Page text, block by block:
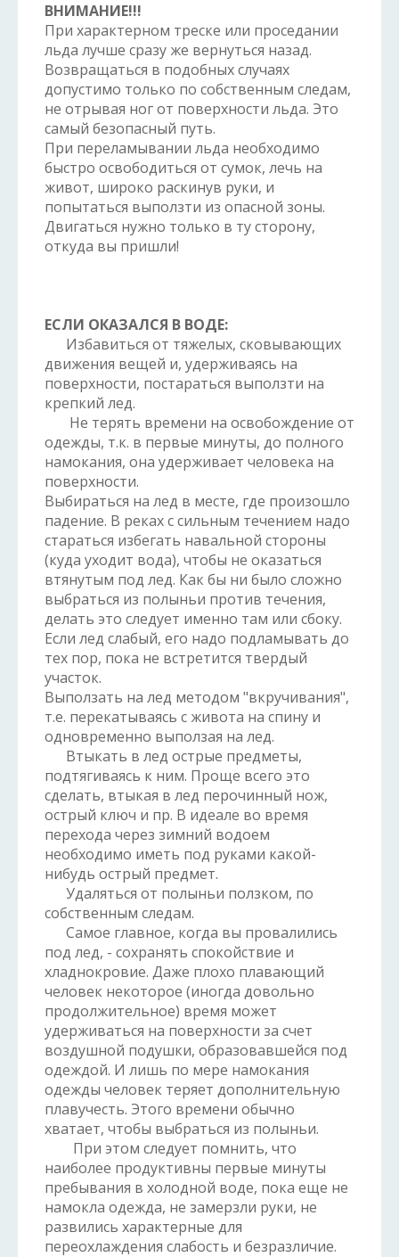
ВНИМАНИЕ!!!
При характерном треске или проседании
льда лучше сразу же вернуться назад.
Возвращаться в подобных случаях
допустимо только по собственным следам,
не отрывая ног от поверхности льда. Это
самый безопасный путь.
При переламывании льда необходимо
быстро освободиться от сумок, лечь на
живот, широко раскинув руки, и
попытаться выползти из опасной зоны.
Двигаться нужно только в ту сторону,
откуда вы пришли!
ЕСЛИ ОКАЗАЛСЯ В ВОДЕ:
Избавиться от тяжелых, сковывающих
движения вещей и, удерживаясь на
поверхности, постараться выползти на
крепкий лед.
Не терять времени на освобождение от
одежды, т.к. в первые минуты, до полного
намокания, она удерживает человека на
поверхности.
Выбираться на лед в месте, где произошло
падение. В реках с сильным течением надо
стараться избегать навальной стороны
(куда уходит вода), чтобы не оказаться
втянутым под лед. Как бы ни было сложно
выбраться из полыньи против течения,
делать это следует именно там или сбоку.
Если лед слабый, его надо подламывать до
тех пор, пока не встретится твердый
участок.
Выползать на лед методом "вкручивания",
т.е. перекатываясь с живота на спину и
одновременно выползая на лед.
Втыкать в лед острые предметы,
подтягиваясь к ним. Проще всего это
сделать, втыкая в лед перочинный нож,
острый ключ и пр. В идеале во время
перехода через зимний водоем
необходимо иметь под руками какой-
нибудь острый предмет.
Удаляться от полыньи ползком, по
собственным следам.
Самое главное, когда вы провалились
под лед, - сохранять спокойствие и
хладнокровие. Даже плохо плавающий
человек некоторое (иногда довольно
продолжительное) время может
удерживаться на поверхности за счет
воздушной подушки, образовавшейся под
одеждой. И лишь по мере намокания
одежды человек теряет дополнительную
плавучесть. Этого времени обычно
хватает, чтобы выбраться из полыньи.
При этом следует помнить, что
наиболее продуктивны первые минуты
пребывания в холодной воде, пока еще не
намокла одежда, не замерзли руки, не
развились характерные для
переохлаждения слабость и безразличие.